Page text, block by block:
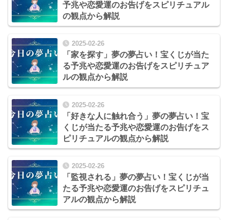
予兆や恋愛運のお告げをスピリチュアル
の観点から解説
2025-02-26
「家を探す」夢の夢占い！宝くじが当た
る予兆や恋愛運のお告げをスピリチュア
ルの観点から解説
2025-02-26
「好きな人に触れ合う」夢の夢占い！宝
くじが当たる予兆や恋愛運のお告げをス
ピリチュアルの観点から解説
2025-02-26
「監視される」夢の夢占い！宝くじが当
たる予兆や恋愛運のお告げをスピリチュ
アルの観点から解説